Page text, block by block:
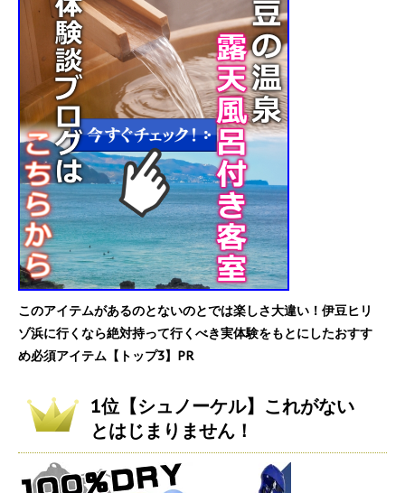
このアイテムがあるのとないのとでは楽しさ大違い！伊豆ヒリ
ゾ浜に行くなら絶対持って行くべき実体験をもとにしたおすす
め必須アイテム【トップ3】PR
1位【シュノーケル】これがない
とはじまりません！